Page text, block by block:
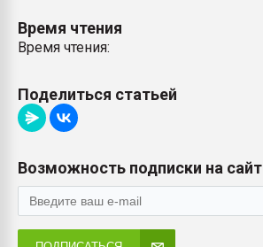
Время чтения
Время чтения:
Поделиться статьей
Возможность подписки на сайт